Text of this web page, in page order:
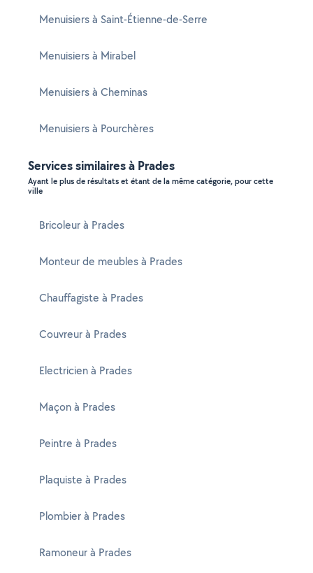
Menuisiers à Saint-Étienne-de-Serre
Menuisiers à Mirabel
Menuisiers à Cheminas
Menuisiers à Pourchères
Services similaires à Prades
Ayant le plus de résultats et étant de la même catégorie, pour cette
ville
Bricoleur à Prades
Monteur de meubles à Prades
Chauffagiste à Prades
Couvreur à Prades
Electricien à Prades
Maçon à Prades
Peintre à Prades
Plaquiste à Prades
Plombier à Prades
Ramoneur à Prades